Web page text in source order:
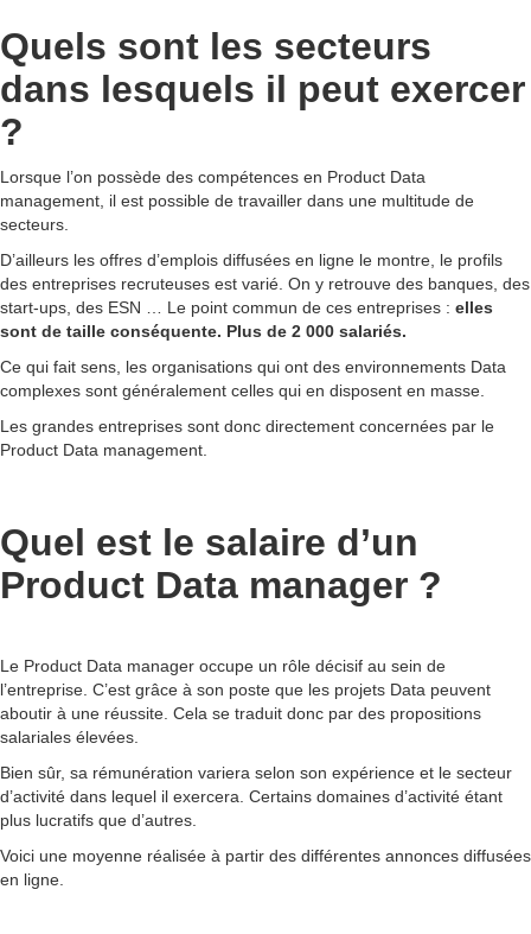
Quels sont les secteurs
dans lesquels il peut exercer
?
Lorsque l’on possède des compétences en Product Data
management, il est possible de travailler dans une multitude de
secteurs.
D’ailleurs les offres d’emplois diffusées en ligne le montre, le profils
des entreprises recruteuses est varié. On y retrouve des banques, des
start-ups, des ESN … Le point commun de ces entreprises : elles
sont de taille conséquente. Plus de 2 000 salariés.
Ce qui fait sens, les organisations qui ont des environnements Data
complexes sont généralement celles qui en disposent en masse.
Les grandes entreprises sont donc directement concernées par le
Product Data management.
Quel est le salaire d’un
Product Data manager ?
Le Product Data manager occupe un rôle décisif au sein de
l’entreprise. C’est grâce à son poste que les projets Data peuvent
aboutir à une réussite. Cela se traduit donc par des propositions
salariales élevées.
Bien sûr, sa rémunération variera selon son expérience et le secteur
d’activité dans lequel il exercera. Certains domaines d’activité étant
plus lucratifs que d’autres.
Voici une moyenne réalisée à partir des différentes annonces diffusées
en ligne.